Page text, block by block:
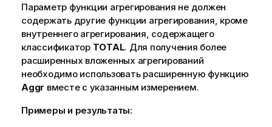
Параметр функции агрегирования не должен
содержать другие функции агрегирования, кроме
внутреннего агрегирования, содержащего
классификатор TOTAL. Для получения более
расширенных вложенных агрегирований
необходимо использовать расширенную функцию
Aggr вместе с указанным измерением.
Примеры и результаты: